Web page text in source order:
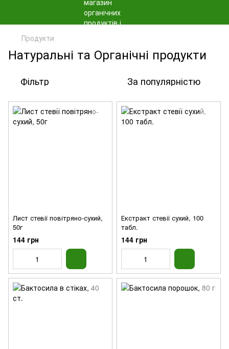
Продукти
Натуральні та Органічні продукти
Фільтр За популярністю
Лист стевії повітряно-сухий,
50г
144 грн
Екстракт стевії сухий, 100
табл.
144 грн